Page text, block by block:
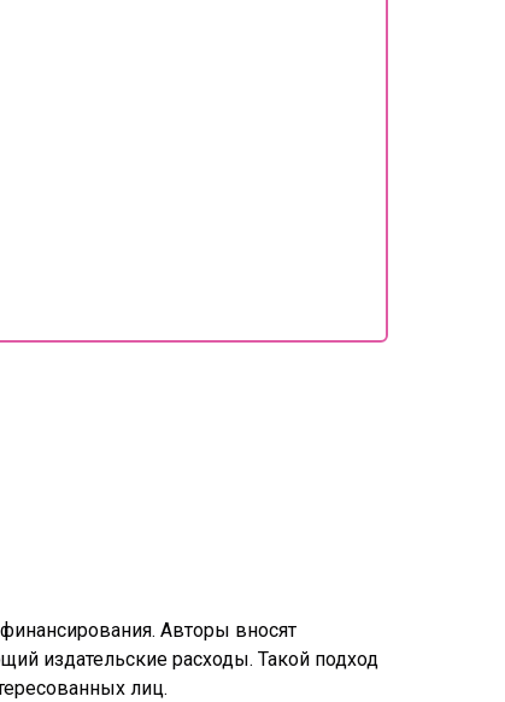
Авторы вносят
издательские расходы. Такой подход
лиц.